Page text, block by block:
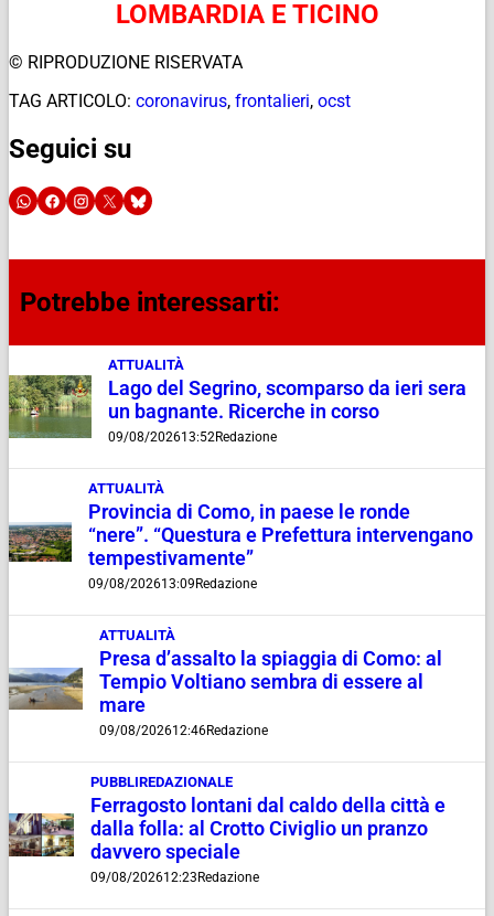
LOMBARDIA E TICINO
© RIPRODUZIONE RISERVATA
TAG ARTICOLO: coronavirus, frontalieri, ocst
Seguici su
Potrebbe interessarti:
ATTUALITÀ
Lago del Segrino, scomparso da ieri sera
un bagnante. Ricerche in corso
09/08/202613:52Redazione
ATTUALITÀ
Provincia di Como, in paese le ronde
“nere”. “Questura e Prefettura intervengano
tempestivamente”
09/08/202613:09 Redazione
ATTUALITÀ
Presa d’assalto la spiaggia di Como: al
Tempio Voltiano sembra di essere al
mare
09/08/202612:46Redazione
PUBBLIREDAZIONALE
Ferragosto lontani dal caldo della città e
dalla folla: al Crotto Civiglio un pranzo
davvero speciale
09/08/202612:23 Redazione